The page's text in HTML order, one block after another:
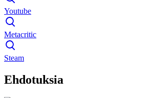
Youtube
Metacritic
Steam
Ehdotuksia